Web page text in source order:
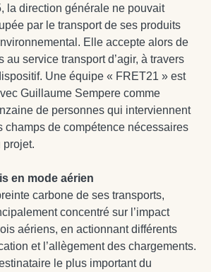
la direction générale ne pouvait
par le transport de ses produits
Elle accepte alors de
au service transport d’agir, à travers
Une équipe « FRET21 » est
Guillaume Sempere comme
de personnes qui interviennent
champs de compétence nécessaires
projet.
en mode aérien
carbone de ses transports,
concentré sur l’impact
aériens, en actionnant différents
et l’allègement des chargements.
le plus important du